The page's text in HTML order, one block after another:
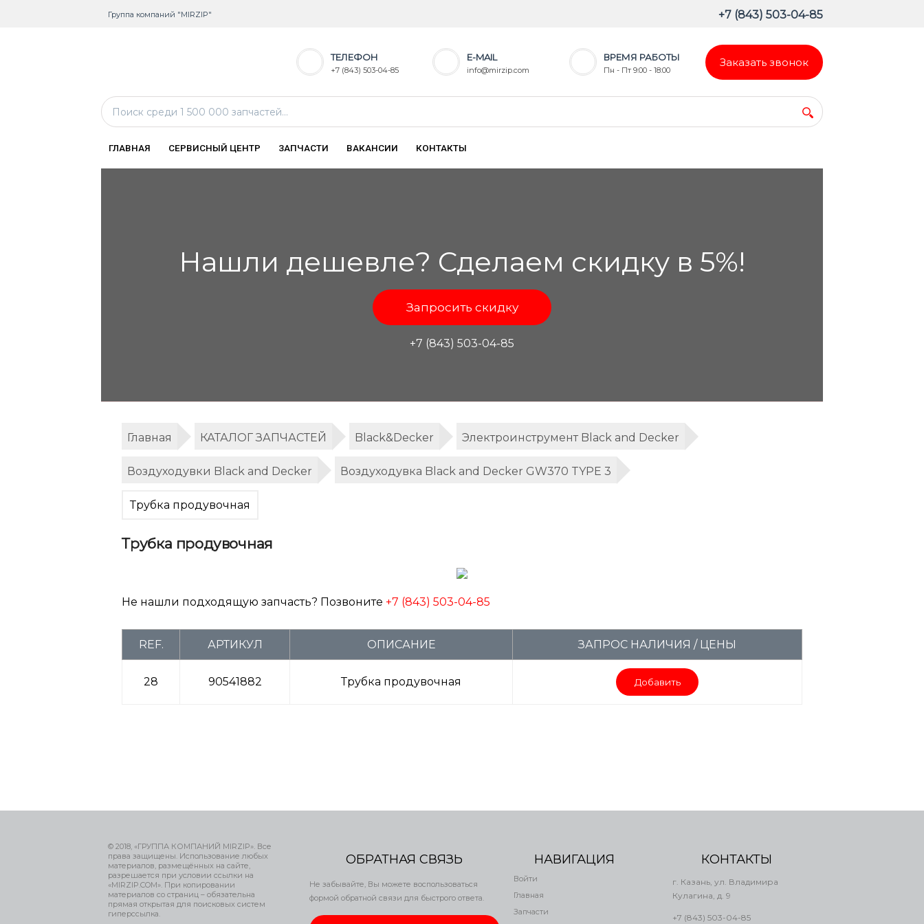
Группа компаний "MIRZIP" +7 (843) 503-04-85
ТЕЛЕФОН
+7 (843) 503-04-85
E-MAIL
info@mirzip.com
ВРЕМЯ РАБОТЫ
Пн - Пт 9:00 - 18:00
Заказать звонок
ГЛАВНАЯ СЕРВИСНЫЙ ЦЕНТР ЗАПЧАСТИ ВАКАНСИИ КОНТАКТЫ
Нашли дешевле? Сделаем скидку в 5%!
Запросить скидку
+7 (843) 503-04-85
Главная КАТАЛОГ ЗАПЧАСТЕЙ Black&Decker Электроинструмент Black and Decker
Воздуходувки Black and Decker Воздуходувка Black and Decker GW370 TYPE 3
Трубка продувочная
Трубка продувочная
Не нашли подходящую запчасть? Позвоните +7 (843) 503-04-85
REF. АРТИКУЛ ОПИСАНИЕ ЗАПРОС НАЛИЧИЯ / ЦЕНЫ
28 90541882 Трубка продувочная Добавить
© 2018, «ГРУППА КОМПАНИЙ MIRZIP». Все
права защищены. Использование любых
материалов, размещённых на сайте,
разрешается при условии ссылки на
«MIRZIP.COM». При копировании
материалов со страниц – обязательна
прямая открытая для поисковых систем
гиперссылка.
ОБРАТНАЯ СВЯЗЬ
Не забывайте, Вы можете воспользоваться
формой обратной связи для быстрого ответа.
НАВИГАЦИЯ
Войти
Главная
Запчасти
КОНТАКТЫ
г. Казань, ул. Владимира
Кулагина, д. 9
+7 (843) 503-04-85